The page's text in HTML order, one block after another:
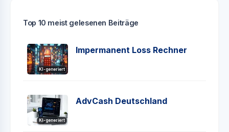
Top 10 meist gelesenen Beiträge
KI-generiert
Impermanent Loss Rechner
KI-generiert
AdvCash Deutschland